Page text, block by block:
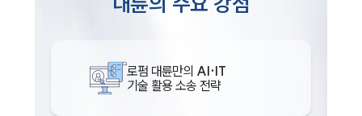
로펌 대륜만의 AI·IT
기술 활용 소송 전략